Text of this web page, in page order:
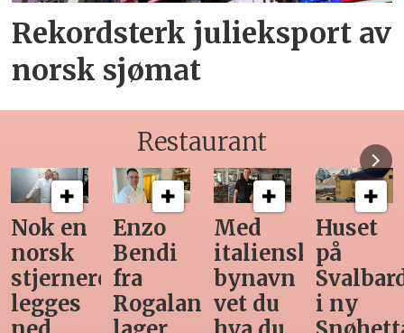
Rekordsterk julieksport av
norsk sjømat
Restaurant
Nok en
norsk
stjernerestaurant
legges
Enzo
Bendi
fra
Rogaland
Med
italiensk
bynavn
vet du
Huset
på
i ny